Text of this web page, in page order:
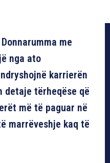
me
nga ato
karrierën
detaje tërheqëse që
më të paguar në
marrëveshje kaq të